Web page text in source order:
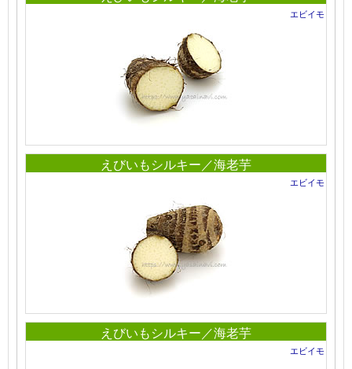
エビイモ
えびいもシルキー／海老芋
エビイモ
えびいもシルキー／海老芋
エビイモ